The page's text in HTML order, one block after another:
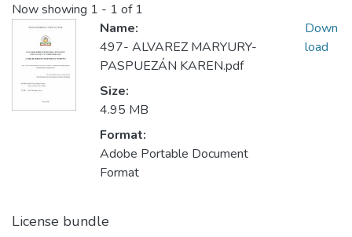
Now showing 1 - 1 of 1
Name:
497- ALVAREZ MARYURY-
PASPUEZÁN KAREN.pdf
Size:
4.95 MB
Format:
Adobe Portable Document
Format
Down
load
License bundle